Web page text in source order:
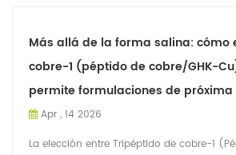
Más allá de la forma salina: cómo
cobre-1 (péptido de cobre/GHK-
permite formulaciones de próxima
Apr , 14 2026
La elección entre Tripéptido de cobre-1